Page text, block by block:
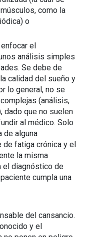
como la
o
el
análisis simples
Se debe de
calidad del sueño y
lo general, no se
(análisis,
dado que no suelen
al médico. Solo
de alguna
de fatiga crónica y el
la misma
el diagnóstico de
cumpla una
del cansancio.
y el